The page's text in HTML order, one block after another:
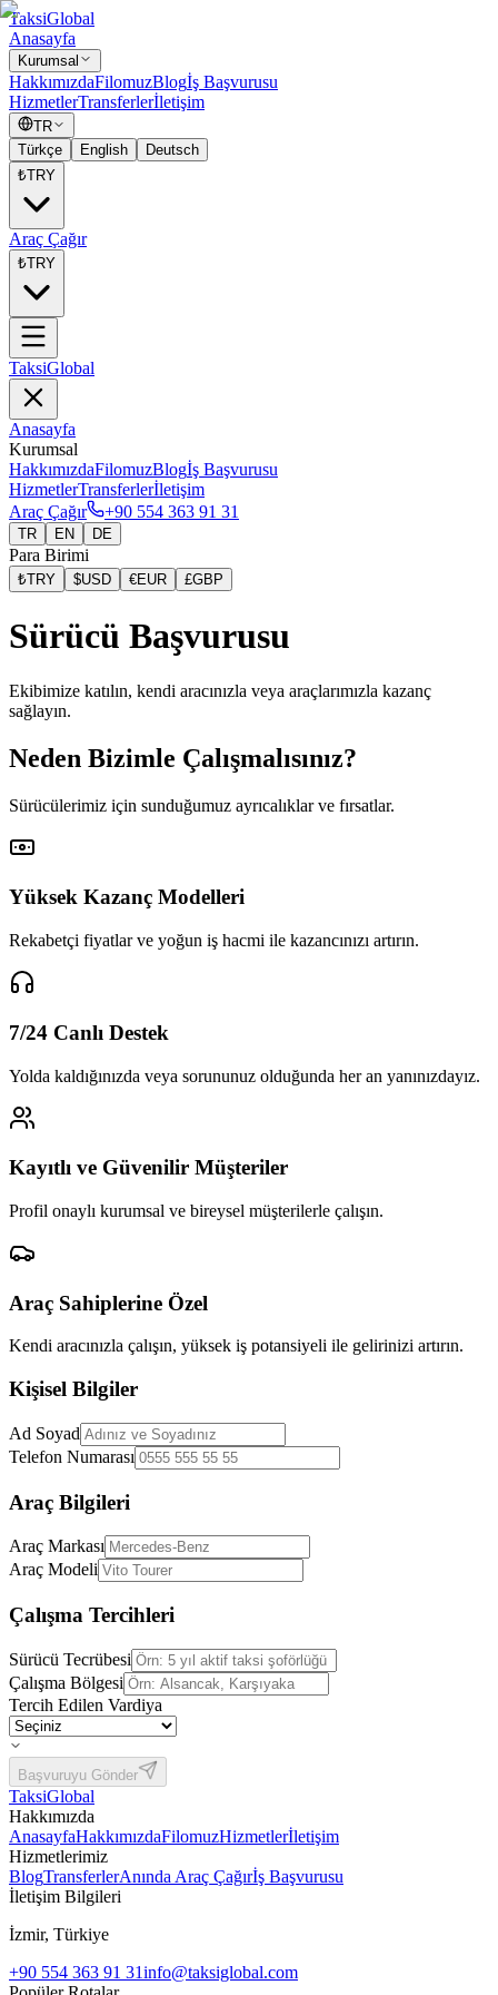
TaksiGlobal
Anasayfa
Kurumsal
HakkımızdaFilomuzBlogİş Başvurusu
HizmetlerTransferlerİletişim
TR
Türkçe
English
Deutsch
₺TRY
Araç Çağır
₺TRY
TaksiGlobal
Anasayfa
Kurumsal
HakkımızdaFilomuzBlogİş Başvurusu
HizmetlerTransferlerİletişim
Araç Çağır
+90 554 363 91 31
TR EN DE
Para Birimi
₺TRY $USD €EUR £GBP
Sürücü Başvurusu
Ekibimize katılın, kendi aracınızla veya araçlarımızla kazanç
sağlayın.
Neden Bizimle Çalışmalısınız?
Sürücülerimiz için sunduğumuz ayrıcalıklar ve fırsatlar.
Yüksek Kazanç Modelleri
Rekabetçi fiyatlar ve yoğun iş hacmi ile kazancınızı artırın.
7/24 Canlı Destek
Yolda kaldığınızda veya sorununuz olduğunda her an yanınızdayız.
Kayıtlı ve Güvenilir Müşteriler
Profil onaylı kurumsal ve bireysel müşterilerle çalışın.
Araç Sahiplerine Özel
Kendi aracınızla çalışın, yüksek iş potansiyeli ile gelirinizi artırın.
Kişisel Bilgiler
Ad Soyad
Telefon Numarası
Araç Bilgileri
Araç Markası
Araç Modeli
Çalışma Tercihleri
Sürücü Tecrübesi
Çalışma Bölgesi
Tercih Edilen Vardiya
Başvuruyu Gönder
TaksiGlobal
Hakkımızda
AnasayfaHakkımızdaFilomuzHizmetlerİletişim
Hizmetlerimiz
BlogTransferlerAnında Araç Çağırİş Başvurusu
İletişim Bilgileri
İzmir, Türkiye
+90 554 363 91 31info@taksiglobal.com